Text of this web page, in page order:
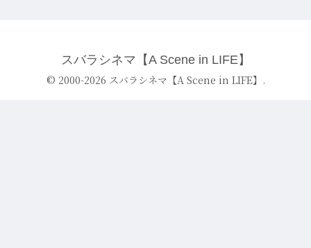
スバラシネマ【A Scene in LIFE】
© 2000-2026 スバラシネマ【A Scene in LIFE】.